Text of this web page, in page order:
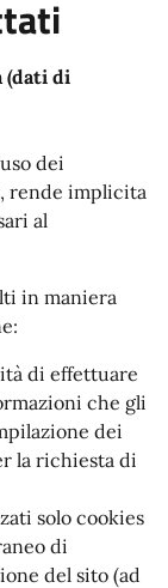
(dati di
dei
rende implicita
al
in maniera
di effettuare
che gli
dei
la richiesta di
solo cookies
di
del sito (ad